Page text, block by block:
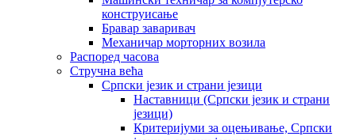
конструисање
Бравар заваривач
Механичар морторних возила
Распоред часова
Стручна већа
Српски језик и страни језици
Наставници (Српски језик и страни
језици)
Критеријуми за оцењивање, Српски